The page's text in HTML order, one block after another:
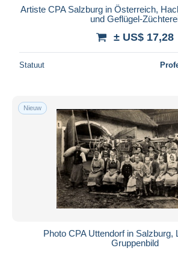
Artiste CPA Salzburg in Österreich,
und Geflügel-
± US$ 17,28
Statuut
Nieuw
Photo CPA Uttendorf in Salzburg,
Gruppenbild